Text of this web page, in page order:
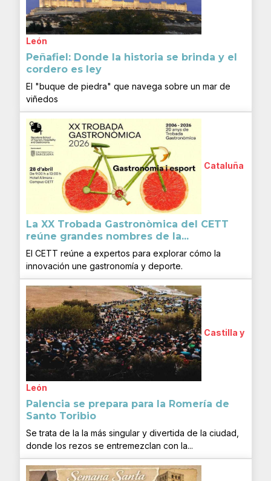
León
Peñafiel: Donde la historia se brinda y el
cordero es ley
El "buque de piedra" que navega sobre un mar de
viñedos
Cataluña
La XX Trobada Gastronòmica del CETT
reúne grandes nombres de la...
El CETT reúne a expertos para explorar cómo la
innovación une gastronomía y deporte.
Castilla y
León
Palencia se prepara para la Romería de
Santo Toribio
Se trata de la la más singular y divertida de la ciudad,
donde los rezos se entremezclan con la...